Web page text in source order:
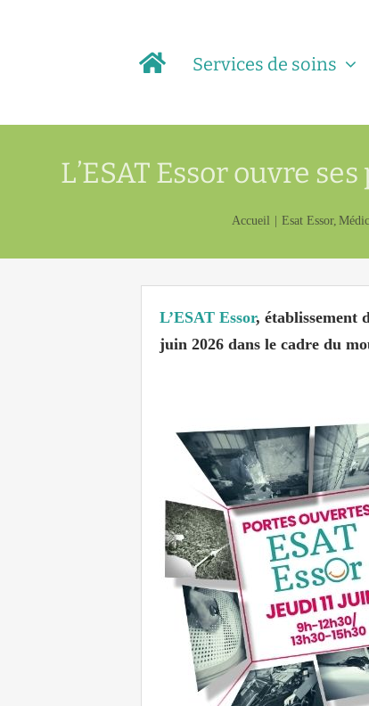
Services de soins
L’ESAT Essor ouvre
Accueil Esat Essor
L’ESAT Essor, établissement
juin 2026 dans le cadre du